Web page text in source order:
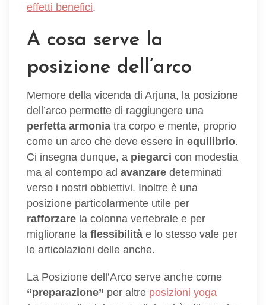
effetti benefici.
A cosa serve la
posizione dell’arco
Memore della vicenda di Arjuna, la posizione
dell’arco permette di raggiungere una
perfetta armonia tra corpo e mente, proprio
come un arco che deve essere in equilibrio.
Ci insegna dunque, a piegarci con modestia
ma al contempo ad avanzare determinati
verso i nostri obbiettivi. Inoltre è una
posizione particolarmente utile per
rafforzare la colonna vertebrale e per
migliorane la flessibilità e lo stesso vale per
le articolazioni delle anche.
La Posizione dell’Arco serve anche come
“preparazione” per altre posizioni yoga